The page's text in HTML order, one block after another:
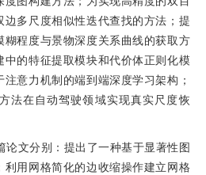
多尺度相似性迭代查找的方法；提
糊程度与景物深度关系曲线的获取方
的特征提取模块和代价体正则化模
意力机制的端到端深度学习架构；
法在自动驾驶领域实现真实尺度恢
论文分别：提出了一种基于显著性图
利用网格简化的边收缩操作建立网格